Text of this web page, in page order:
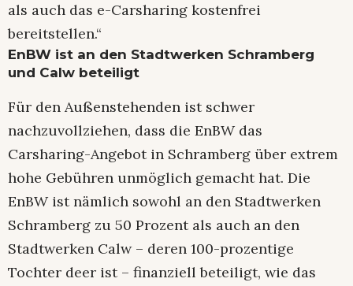
als auch das e-Carsharing kostenfrei
bereitstellen.“
EnBW ist an den Stadtwerken Schramberg
und Calw beteiligt
Für den Außenstehenden ist schwer
nachzuvollziehen, dass die EnBW das
Carsharing-Angebot in Schramberg über extrem
hohe Gebühren unmöglich gemacht hat. Die
EnBW ist nämlich sowohl an den Stadtwerken
Schramberg zu 50 Prozent als auch an den
Stadtwerken Calw – deren 100-prozentige
Tochter deer ist – finanziell beteiligt, wie das